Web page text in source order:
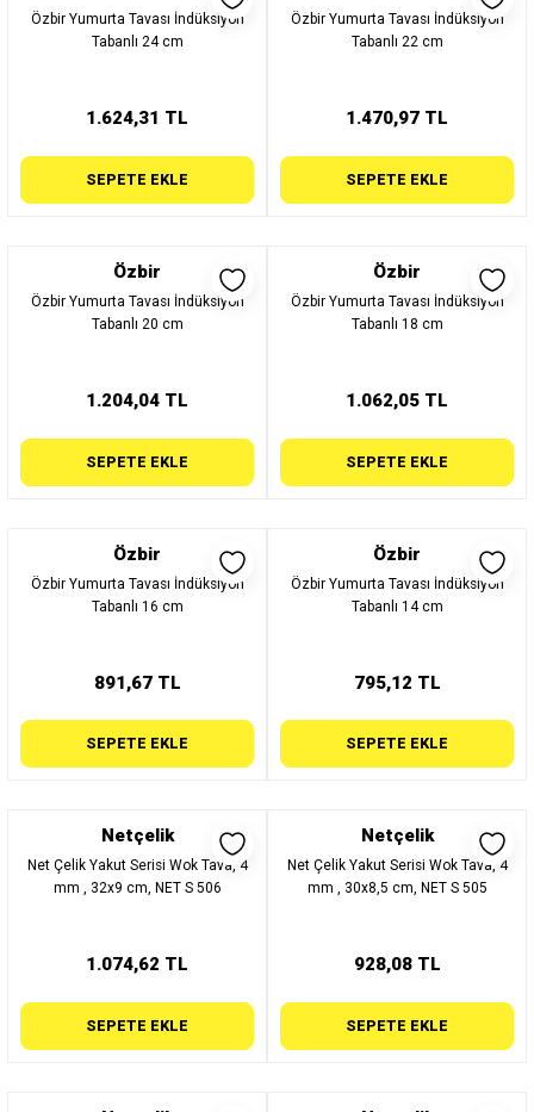
Özbir Yumurta Tavası İndüksiyon
Tabanlı 24 cm
1.624,31 TL
SEPETE EKLE
Özbir Yumurta Tavası İndüksiyon
Tabanlı 22 cm
1.470,97 TL
SEPETE EKLE
Özbir
Özbir Yumurta Tavası İndüksiyon
Tabanlı 20 cm
1.204,04 TL
SEPETE EKLE
Özbir
Özbir Yumurta Tavası İndüksiyon
Tabanlı 18 cm
1.062,05 TL
SEPETE EKLE
Özbir
Özbir Yumurta Tavası İndüksiyon
Tabanlı 16 cm
891,67 TL
SEPETE EKLE
Özbir
Özbir Yumurta Tavası İndüksiyon
Tabanlı 14 cm
795,12 TL
SEPETE EKLE
Netçelik
Net Çelik Yakut Serisi Wok Tava, 4
mm , 32x9 cm, NET S 506
1.074,62 TL
SEPETE EKLE
Netçelik
Net Çelik Yakut Serisi Wok Tava, 4
mm , 30x8,5 cm, NET S 505
928,08 TL
SEPETE EKLE